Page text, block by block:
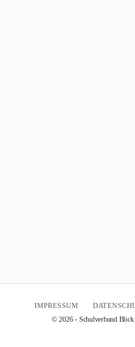
IMPRESSUM
© 2026 - Schulverbund Blick